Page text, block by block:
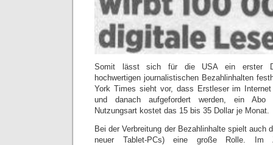
Somit lässt sich für die USA ein erster
hochwertigen journalistischen Bezahlinhalten
York Times sieht vor, dass Erstleser im
und danach aufgefordert werden, ein Abo
Nutzungsart kostet das 15 bis 35 Dollar je Monat.
Bei der Verbreitung der Bezahlinhalte spielt auch
neuer Tablet-PCs) eine große Rolle. Im